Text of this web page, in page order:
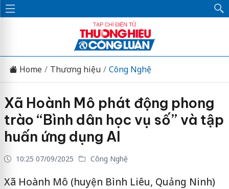
Home Thương hiệu Công Nghệ
Xã Hoành Mô phát động phong
trào “Bình dân học vụ số” và tập
huấn ứng dụng AI
10:25 07/09/2025 Công Nghệ
Xã Hoành Mô (huyện Bình Liêu, Quảng Ninh)